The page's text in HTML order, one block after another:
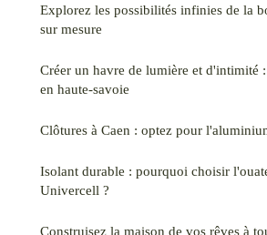
Explorez les possibilités infinies de la
sur mesure
Créer un havre de lumière et d'intimité
en haute-savoie
Clôtures à Caen : optez pour
Isolant durable : pourquoi choisir
Univercell ?
Construisez la maison de vos rêves à